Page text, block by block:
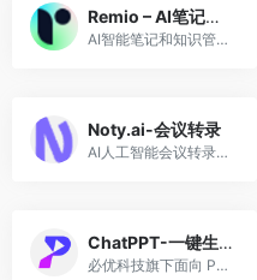
Remio – AI笔记助手
AI智能笔记和知识管理工具
Noty.ai-会议转录
AI人工智能会议转录助手
ChatPPT-一键生成PPT
必优科技旗下面向 PPT 使用者提供的 AI 生成 PPT 产品